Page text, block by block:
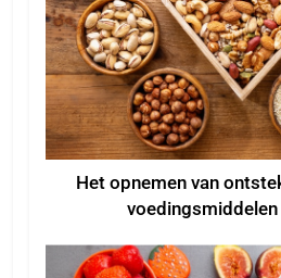
Het opnemen van
voedingsmiddelen